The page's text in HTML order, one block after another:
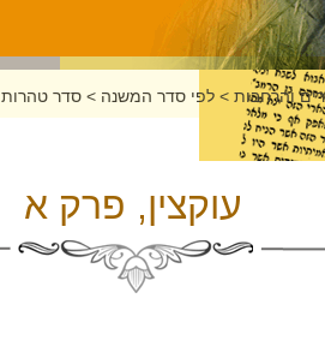
והרחבות > לפי סדר המשנה > סדר טהרות
עוקצין, פרק א